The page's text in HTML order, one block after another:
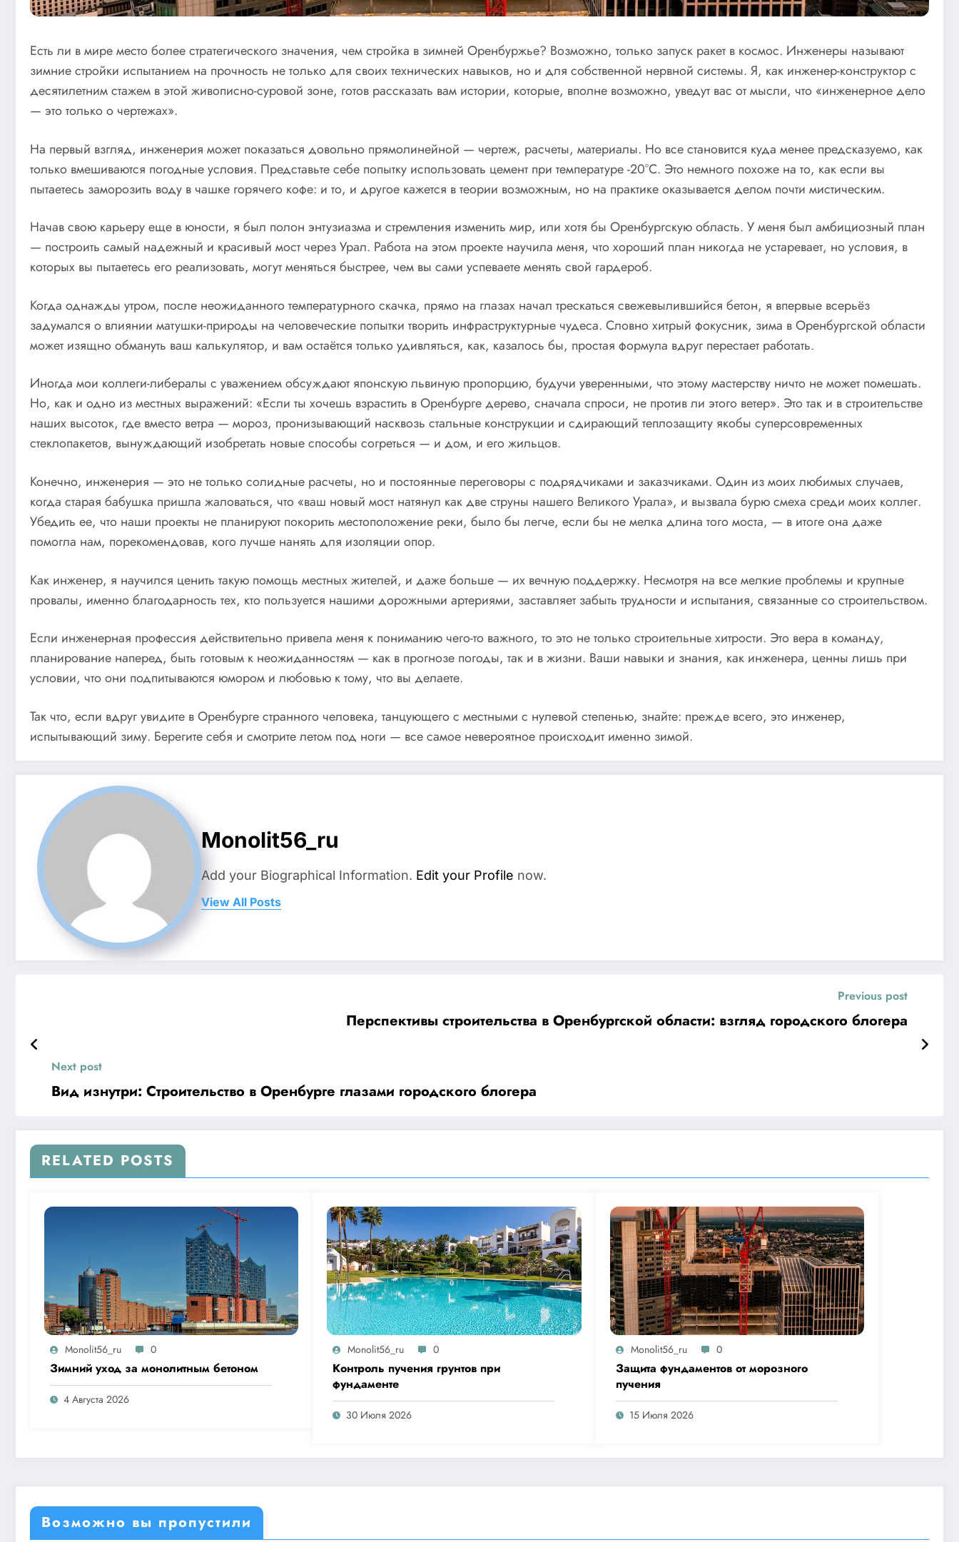
Есть ли в мире место более стратегического значения, чем стройка в зимней Оренбуржье? Возможно, только запуск ракет в космос. Инженеры называют
зимние стройки испытанием на прочность не только для своих технических навыков, но и для собственной нервной системы. Я, как инженер-конструктор с
десятилетним стажем в этой живописно-суровой зоне, готов рассказать вам истории, которые, вполне возможно, уведут вас от мысли, что «инженерное дело
— это только о чертежах».
На первый взгляд, инженерия может показаться довольно прямолинейной — чертеж, расчеты, материалы. Но все становится куда менее предсказуемо, как
только вмешиваются погодные условия. Представьте себе попытку использовать цемент при температуре -20°C. Это немного похоже на то, как если вы
пытаетесь заморозить воду в чашке горячего кофе: и то, и другое кажется в теории возможным, но на практике оказывается делом почти мистическим.
Начав свою карьеру еще в юности, я был полон энтузиазма и стремления изменить мир, или хотя бы Оренбургскую область. У меня был амбициозный план
— построить самый надежный и красивый мост через Урал. Работа на этом проекте научила меня, что хороший план никогда не устаревает, но условия, в
которых вы пытаетесь его реализовать, могут меняться быстрее, чем вы сами успеваете менять свой гардероб.
Когда однажды утром, после неожиданного температурного скачка, прямо на глазах начал трескаться свежевылившийся бетон, я впервые всерьёз
задумался о влиянии матушки-природы на человеческие попытки творить инфраструктурные чудеса. Словно хитрый фокусник, зима в Оренбургской области
может изящно обмануть ваш калькулятор, и вам остаётся только удивляться, как, казалось бы, простая формула вдруг перестает работать.
Иногда мои коллеги-либералы с уважением обсуждают японскую львиную пропорцию, будучи уверенными, что этому мастерству ничто не может помешать.
Но, как и одно из местных выражений: «Если ты хочешь взрастить в Оренбурге дерево, сначала спроси, не против ли этого ветер». Это так и в строительстве
наших высоток, где вместо ветра — мороз, пронизывающий насквозь стальные конструкции и сдирающий теплозащиту якобы суперсовременных
стеклопакетов, вынуждающий изобретать новые способы согреться — и дом, и его жильцов.
Конечно, инженерия — это не только солидные расчеты, но и постоянные переговоры с подрядчиками и заказчиками. Один из моих любимых случаев,
когда старая бабушка пришла жаловаться, что «ваш новый мост натянул как две струны нашего Великого Урала», и вызвала бурю смеха среди моих коллег.
Убедить ее, что наши проекты не планируют покорить местоположение реки, было бы легче, если бы не мелка длина того моста, — в итоге она даже
помогла нам, порекомендовав, кого лучше нанять для изоляции опор.
Как инженер, я научился ценить такую помощь местных жителей, и даже больше — их вечную поддержку. Несмотря на все мелкие проблемы и крупные
провалы, именно благодарность тех, кто пользуется нашими дорожными артериями, заставляет забыть трудности и испытания, связанные со строительством.
Если инженерная профессия действительно привела меня к пониманию чего-то важного, то это не только строительные хитрости. Это вера в команду,
планирование наперед, быть готовым к неожиданностям — как в прогнозе погоды, так и в жизни. Ваши навыки и знания, как инженера, ценны лишь при
условии, что они подпитываются юмором и любовью к тому, что вы делаете.
Так что, если вдруг увидите в Оренбурге странного человека, танцующего с местными с нулевой степенью, знайте: прежде всего, это инженер,
испытывающий зиму. Берегите себя и смотрите летом под ноги — все самое невероятное происходит именно зимой.
Monolit56_ru
Add your Biographical Information. Edit your Profile now.
View All Posts
Previous post
Перспективы строительства в Оренбургской области: взгляд городского блогера
Next post
Вид изнутри: Строительство в Оренбурге глазами городского блогера
RELATED POSTS
Monolit56_ru 0
Зимний уход за монолитным бетоном
4 Августа 2026
Monolit56_ru 0
Контроль пучения грунтов при
фундаменте
30 Июля 2026
Monolit56_ru 0
Защита фундаментов от морозного
пучения
15 Июля 2026
Возможно вы пропустили